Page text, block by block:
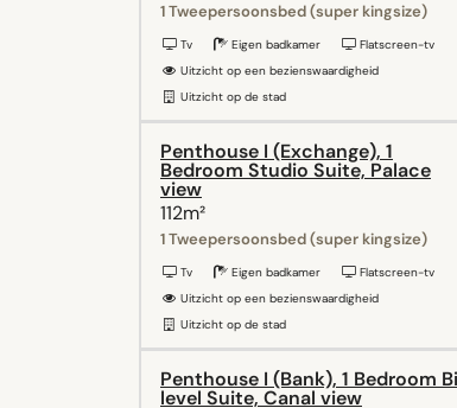
1 Tweepersoonsbed (super kingsize)
Tv Eigen badkamer
Flatscreen-tv
Uitzicht op een bezienswaardigheid
Uitzicht op de stad
Penthouse I (Exchange), 1
Bedroom Studio Suite, Palace
view
112m²
1 Tweepersoonsbed (super kingsize)
Tv Eigen badkamer
Flatscreen-tv
Uitzicht op een bezienswaardigheid
Uitzicht op de stad
Penthouse I (Bank), 1 Bedroom
level Suite, Canal view